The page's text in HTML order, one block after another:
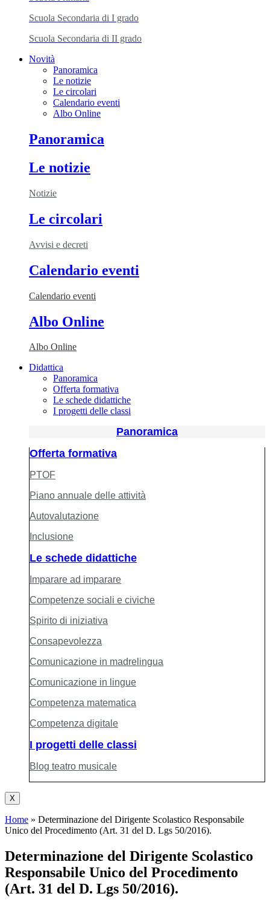
Scuola Secondaria di I grado
Scuola Secondaria di II grado
Novità
Panoramica
Le notizie
Le circolari
Calendario eventi
Albo Online
Panoramica
Le notizie
Notizie
Le circolari
Avvisi e decreti
Calendario eventi
Calendario eventi
Albo Online
Albo Online
Didattica
Panoramica
Offerta formativa
Le schede didattiche
I progetti delle classi
Panoramica
Offerta formativa
PTOF
Piano annuale delle attività
Autovalutazione
Inclusione
Le schede didattiche
Imparare ad imparare
Competenze sociali e civiche
Spirito di iniziativa
Consapevolezza
Comunicazione in madrelingua
Comunicazione in lingue
Competenza matematica
Competenza digitale
I progetti delle classi
Blog teatro musicale
X
Home » Determinazione del Dirigente Scolastico Responsabile
Unico del Procedimento (Art. 31 del D. Lgs 50/2016).
Determinazione del Dirigente Scolastico
Responsabile Unico del Procedimento
(Art. 31 del D. Lgs 50/2016).